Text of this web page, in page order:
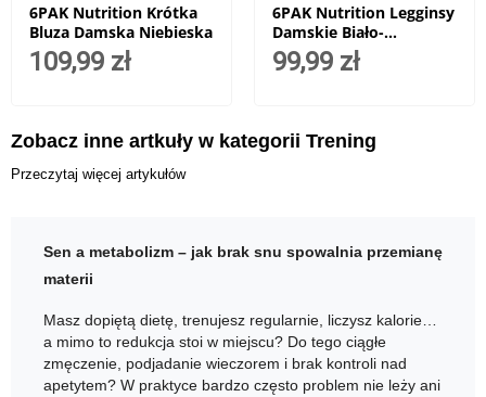
6PAK Nutrition Krótka
Bluza Damska Niebieska
109,99 zł
6PAK Nutrition Legginsy
Damskie Biało-
Niebieskie
99,99 zł
Zobacz inne artkuły w kategorii Trening
Przeczytaj więcej artykułów
Sen a metabolizm – jak brak snu spowalnia przemianę
materii
Masz dopiętą dietę, trenujesz regularnie, liczysz kalorie…
a mimo to redukcja stoi w miejscu? Do tego ciągłe
zmęczenie, podjadanie wieczorem i brak kontroli nad
apetytem? W praktyce bardzo często problem nie leży ani